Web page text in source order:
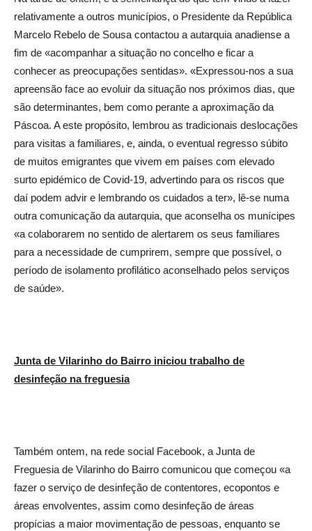
relativamente a outros municípios, o Presidente da República
Marcelo Rebelo de Sousa contactou a autarquia anadiense a
fim de «acompanhar a situação no concelho e ficar a
conhecer as preocupações sentidas». «Expressou-nos a sua
apreensão face ao evoluir da situação nos próximos dias, que
são determinantes, bem como perante a aproximação da
Páscoa. A este propósito, lembrou as tradicionais deslocações
para visitas a familiares, e, ainda, o eventual regresso súbito
de muitos emigrantes que vivem em países com elevado
surto epidémico de Covid-19, advertindo para os riscos que
daí podem advir e lembrando os cuidados a ter», lê-se numa
outra comunicação da autarquia, que aconselha os munícipes
«a colaborarem no sentido de alertarem os seus familiares
para a necessidade de cumprirem, sempre que possível, o
período de isolamento profilático aconselhado pelos serviços
de saúde».
Junta de Vilarinho do Bairro iniciou trabalho de
desinfeção na freguesia
Também ontem, na rede social Facebook, a Junta de
Freguesia de Vilarinho do Bairro comunicou que começou «a
fazer o serviço de desinfeção de contentores, ecopontos e
áreas envolventes, assim como desinfeção de áreas
propícias a maior movimentação de pessoas, enquanto se